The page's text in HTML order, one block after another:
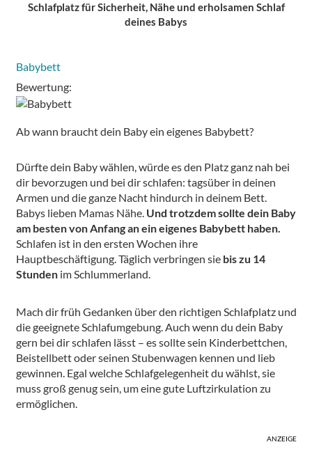
Schlafplatz für Sicherheit, Nähe und erholsamen Schlaf
deines Babys
Babybett
Bewertung:
Ab wann braucht dein Baby ein eigenes Babybett?
Dürfte dein Baby wählen, würde es den Platz ganz nah bei
dir bevorzugen und bei dir schlafen: tagsüber in deinen
Armen und die ganze Nacht hindurch in deinem Bett.
Babys lieben Mamas Nähe. Und trotzdem sollte dein Baby
am besten von Anfang an ein eigenes Babybett haben.
Schlafen ist in den ersten Wochen ihre
Hauptbeschäftigung. Täglich verbringen sie bis zu 14
Stundenim Schlummerland.
Mach dir früh Gedanken über den richtigen Schlafplatz und
die geeignete Schlafumgebung. Auch wenn du dein Baby
gern bei dir schlafen lässt – es sollte sein Kinderbettchen,
Beistellbett oder seinen Stubenwagen kennen und lieb
gewinnen. Egal welche Schlafgelegenheit du wählst, sie
muss groß genug sein, um eine gute Luftzirkulation zu
ermöglichen.
ANZEIGE